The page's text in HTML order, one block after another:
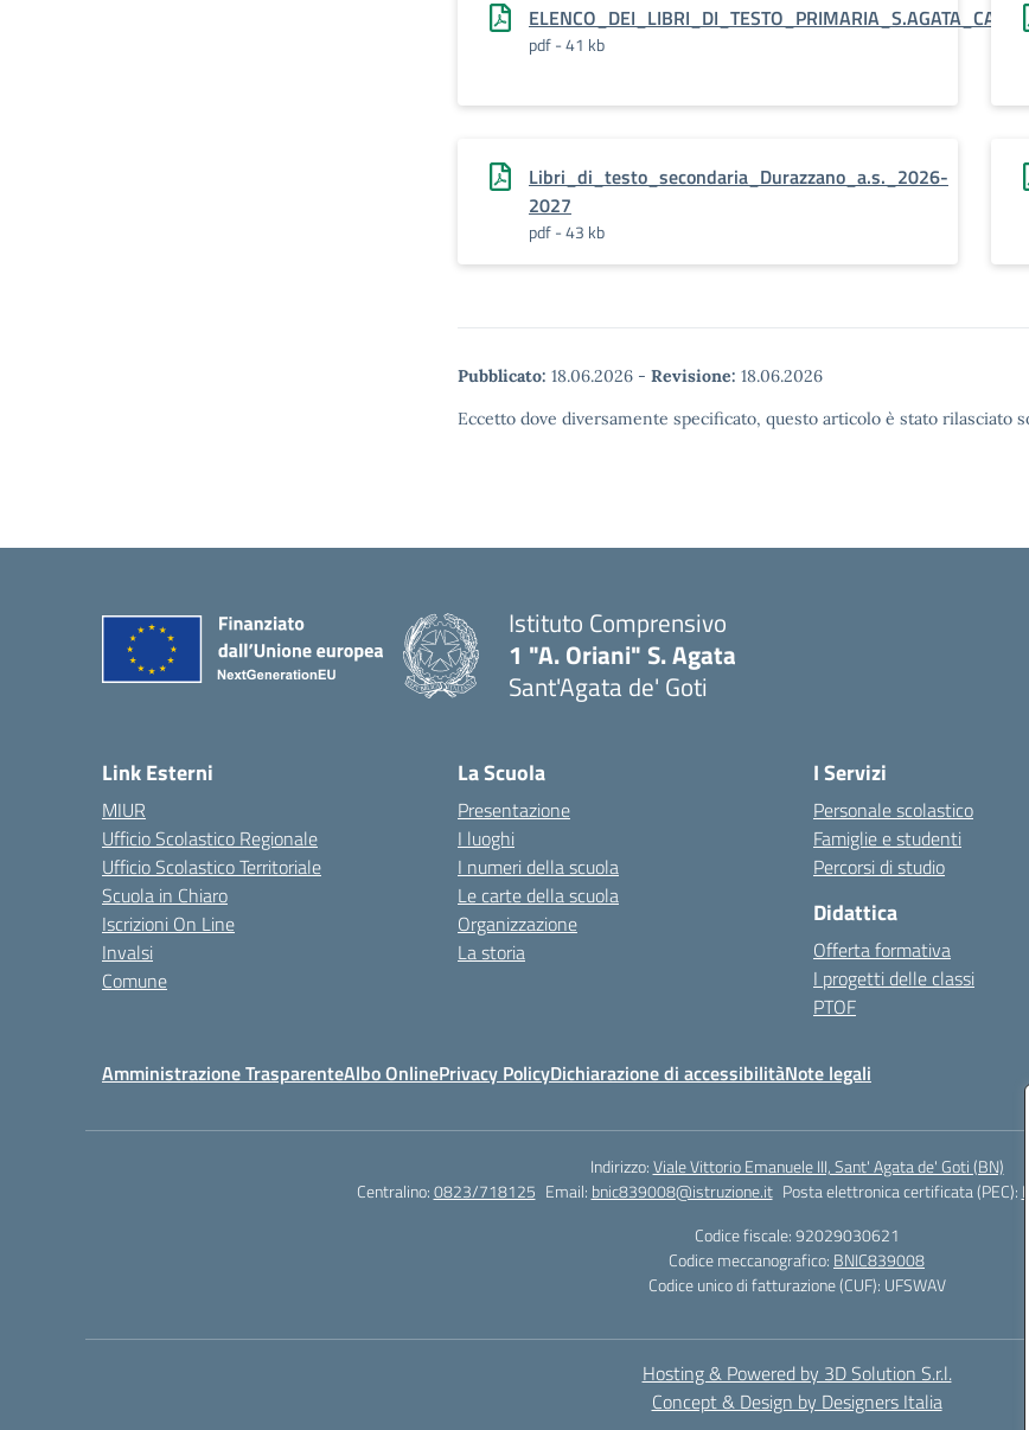
ELENCO_DEI_LIBRI_DI_TESTO_PRIMARIA_S.AGATA_CAP.
pdf - 41 kb
Libri_di_testo_secondaria_Durazzano_a.s._2026-
2027
pdf - 43 kb
Pubblicato: 18.06.2026 - Revisione: 18.06.2026
Eccetto dove diversamente specificato, questo articolo è stato rilasciato
Istituto Comprensivo
1 "A. Oriani" S. Agata
Sant'Agata de' Goti
Link Esterni
MIUR
Ufficio Scolastico Regionale
Ufficio Scolastico Territoriale
Scuola in Chiaro
Iscrizioni On Line
Invalsi
Comune
La Scuola
Presentazione
I luoghi
I numeri della scuola
Le carte della scuola
Organizzazione
La storia
I Servizi
Personale scolastico
Famiglie e studenti
Percorsi di studio
Didattica
Offerta formativa
I progetti delle classi
PTOF
Amministrazione TrasparenteAlbo OnlinePrivacy PolicyDichiarazione di accessibilitàNote legali
Indirizzo:Viale Vittorio Emanuele III, Sant' Agata de' Goti (BN)
Centralino:0823/718125 Email: bnic839008@istruzione.it Posta elettronica certificata (PEC):
Codice fiscale: 92029030621
Codice meccanografico: BNIC839008
Codice unico di fatturazione (CUF): UFSWAV
Hosting & Powered by 3D Solution S.r.l.
Concept & Design by Designers Italia